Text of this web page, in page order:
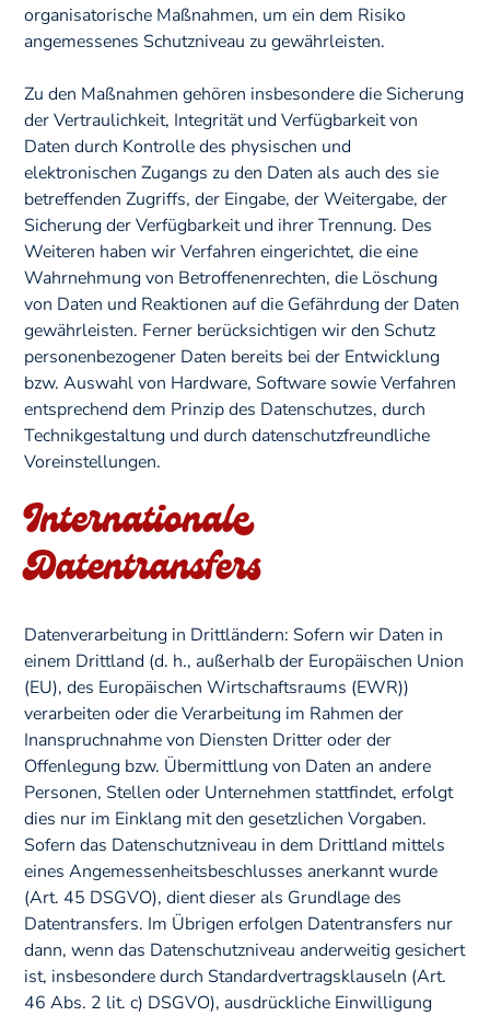
organisatorische Maßnahmen, um ein dem Risiko
angemessenes Schutzniveau zu gewährleisten.
Zu den Maßnahmen gehören insbesondere die Sicherung
der Vertraulichkeit, Integrität und Verfügbarkeit von
Daten durch Kontrolle des physischen und
elektronischen Zugangs zu den Daten als auch des sie
betreffenden Zugriffs, der Eingabe, der Weitergabe, der
Sicherung der Verfügbarkeit und ihrer Trennung. Des
Weiteren haben wir Verfahren eingerichtet, die eine
Wahrnehmung von Betroffenenrechten, die Löschung
von Daten und Reaktionen auf die Gefährdung der Daten
gewährleisten. Ferner berücksichtigen wir den Schutz
personenbezogener Daten bereits bei der Entwicklung
bzw. Auswahl von Hardware, Software sowie Verfahren
entsprechend dem Prinzip des Datenschutzes, durch
Technikgestaltung und durch datenschutzfreundliche
Voreinstellungen.
Internationale
Datentransfers
Datenverarbeitung in Drittländern: Sofern wir Daten in
einem Drittland (d. h., außerhalb der Europäischen Union
(EU), des Europäischen Wirtschaftsraums (EWR))
verarbeiten oder die Verarbeitung im Rahmen der
Inanspruchnahme von Diensten Dritter oder der
Offenlegung bzw. Übermittlung von Daten an andere
Personen, Stellen oder Unternehmen stattfindet, erfolgt
dies nur im Einklang mit den gesetzlichen Vorgaben.
Sofern das Datenschutzniveau in dem Drittland mittels
eines Angemessenheitsbeschlusses anerkannt wurde
(Art. 45 DSGVO), dient dieser als Grundlage des
Datentransfers. Im Übrigen erfolgen Datentransfers nur
dann, wenn das Datenschutzniveau anderweitig gesichert
ist, insbesondere durch Standardvertragsklauseln (Art.
46 Abs. 2 lit. c) DSGVO), ausdrückliche Einwilligung